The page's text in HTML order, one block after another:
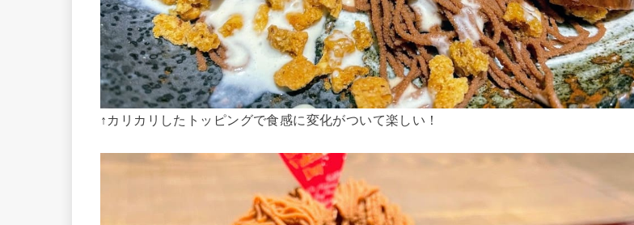
↑カリカリしたトッピングで食感に変化がついて楽しい！